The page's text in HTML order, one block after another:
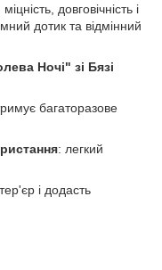
довговічність і
дотик та відмінний
Ночі" зі Бязі
багаторазове
: легкий
і додасть